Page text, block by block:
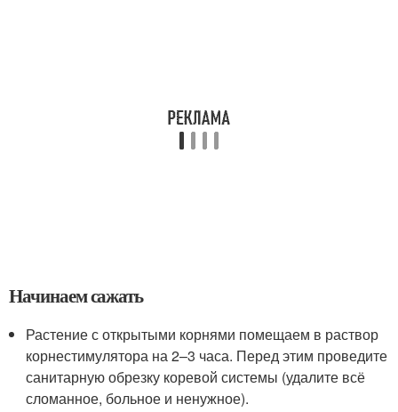
Начинаем сажать
Растение с открытыми корнями помещаем в раствор
корнестимулятора на 2–3 часа. Перед этим проведите
санитарную обрезку коревой системы (удалите всё
сломанное, больное и ненужное).